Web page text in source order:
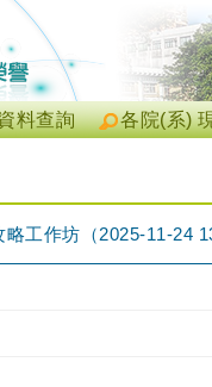
各院(系)
料查詢
工作坊（2025-11-24